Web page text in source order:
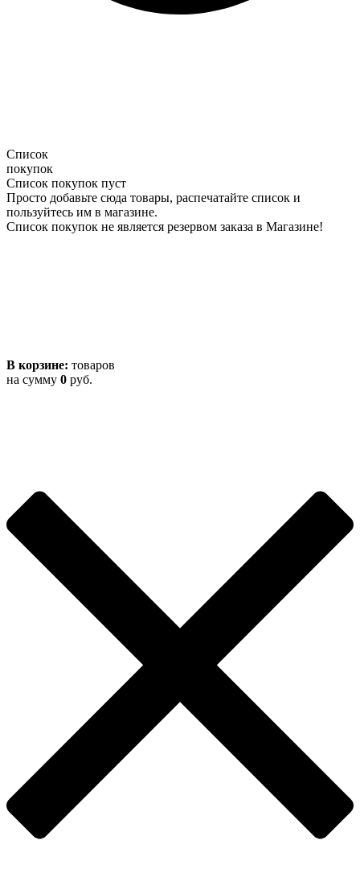
Список
покупок
Список покупок пуст
Просто добавьте сюда товары, распечатайте список и
пользуйтесь им в магазине.
Список покупок не является резервом заказа в Магазине!
В корзине: товаров
на сумму 0 руб.